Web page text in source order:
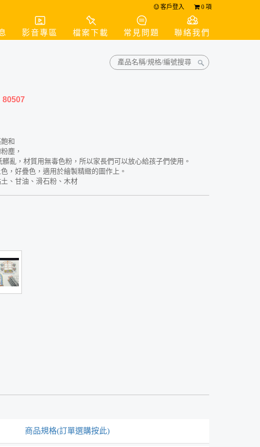
客戶登入 0 項
影音專區 檔案下載 常見問題 聯絡我們
80507
和
塵，
亂，材質用無毒色粉，所以家長們可以放心給孩子們使用。
，好疊色，適用於繪製精緻的圖作上。
、甘油、滑石粉、木材
商品規格(訂單選購按此)